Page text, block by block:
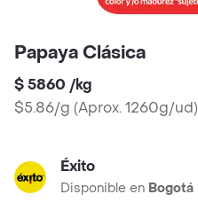
Papaya Clásica
$ 5860 /kg
$5.86/g (Aprox. 1260g/ud)
Éxito
Disponible en Bogotá